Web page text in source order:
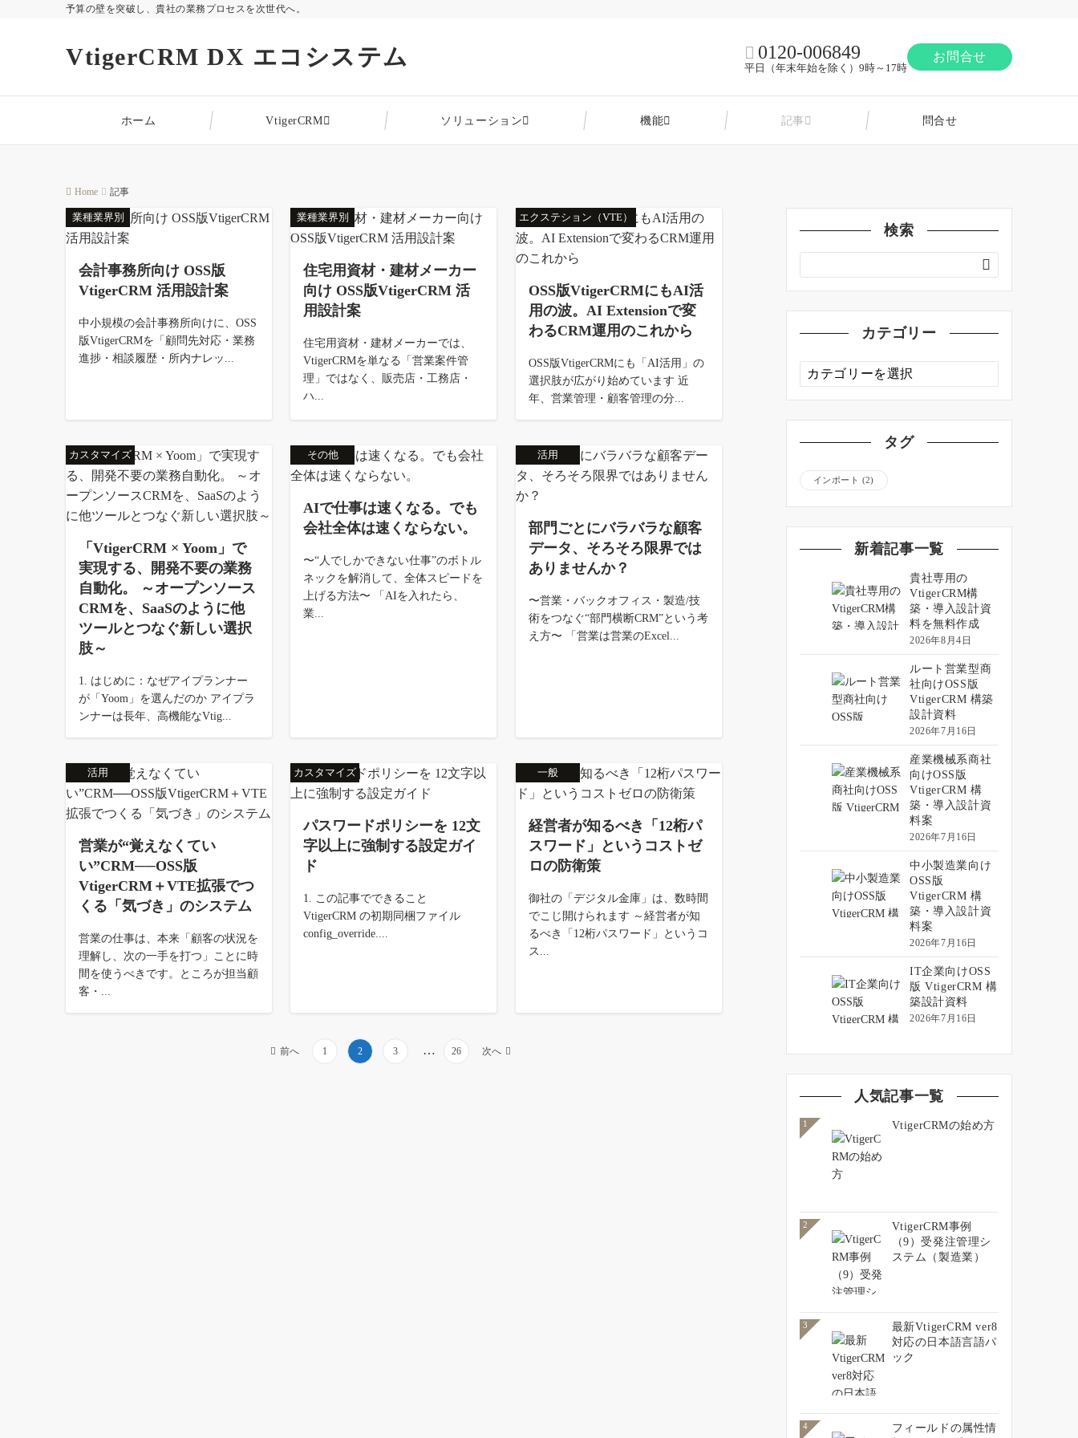
予算の壁を突破し、貴社の業務プロセスを次世代へ。
VtigerCRM DX エコシステム 0120-006849
平日（年末年始を除く）9時～17時
お問合せ
ホーム VtigerCRM ソリューション 機能 記事 問合せ
Home 記事
業種業界別
会計事務所向け OSS版
VtigerCRM 活用設計案
中小規模の会計事務所向けに、OSS
版VtigerCRMを「顧問先対応・業務
進捗・相談履歴・所内ナレッ...
業種業界別
住宅用資材・建材メーカー
向け OSS版VtigerCRM 活
用設計案
住宅用資材・建材メーカーでは、
VtigerCRMを単なる「営業案件管
理」ではなく、販売店・工務店・
ハ...
エクステション（VTE）
OSS版VtigerCRMにもAI活
用の波。AI Extensionで変
わるCRM運用のこれから
OSS版VtigerCRMにも「AI活用」の
選択肢が広がり始めています 近
年、営業管理・顧客管理の分...
カスタマイズ
「VtigerCRM × Yoom」で
実現する、開発不要の業務
自動化。 ～オープンソース
CRMを、SaaSのように他
ツールとつなぐ新しい選択
肢～
1. はじめに：なぜアイプランナー
が「Yoom」を選んだのか アイプラ
ンナーは長年、高機能なVtig...
その他
AIで仕事は速くなる。でも
会社全体は速くならない。
〜“人でしかできない仕事”のボトル
ネックを解消して、全体スピードを
上げる方法〜 「AIを入れたら、
業...
活用
部門ごとにバラバラな顧客
データ、そろそろ限界では
ありませんか？
〜営業・バックオフィス・製造/技
術をつなぐ“部門横断CRM”という考
え方〜 「営業は営業のExcel...
活用
営業が“覚えなくてい
い”CRM──OSS版
VtigerCRM＋VTE拡張でつ
くる「気づき」のシステム
営業の仕事は、本来「顧客の状況を
理解し、次の一手を打つ」ことに時
間を使うべきです。ところが担当顧
客・...
カスタマイズ
パスワードポリシーを 12文
字以上に強制する設定ガイ
ド
1. この記事でできること
VtigerCRM の初期同梱ファイル
config_override....
一般
経営者が知るべき「12桁パ
スワード」というコストゼ
ロの防衛策
御社の「デジタル金庫」は、数時間
でこじ開けられます ～経営者が知
るべき「12桁パスワード」というコ
ス...
前へ 1 2 3 … 26 次へ
検索
カテゴリー
カ
テ
ゴ
タグ
インポート (2)
新着記事一覧
貴社専用の
VtigerCRM構
築・導入設計資
料を無料作成
2026年8月4日
ルート営業型商
社向けOSS版
VtigerCRM 構築
設計資料
2026年7月16日
産業機械系商社
向けOSS版
VtigerCRM 構
築・導入設計資
料案
2026年7月16日
中小製造業向け
OSS版
VtigerCRM 構
築・導入設計資
料案
2026年7月16日
IT企業向けOSS
版 VtigerCRM 構
築設計資料
2026年7月16日
人気記事一覧
1 VtigerCRMの始め方
2
VtigerCRM事例
（9）受発注管理シ
ステム（製造業）
3
最新VtigerCRM ver8
対応の日本語言語パ
ック
4
フィールドの属性情